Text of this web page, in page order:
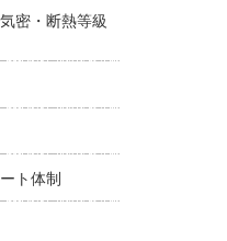
密・断熱等級
ト体制